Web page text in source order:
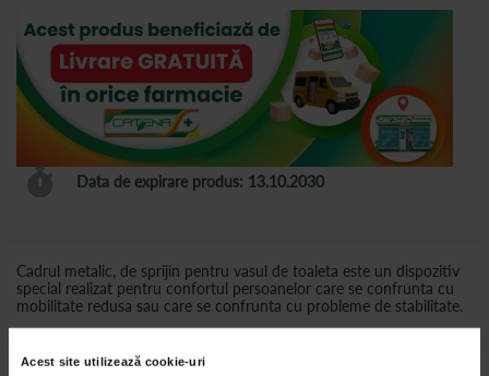
Acest site utilizează cookie-uri
Data de expirare produs: 13.10.2030
Cadrul metalic, de sprijin pentru vasul de toaleta este un dispozitiv
special realizat pentru confortul persoanelor care se confrunta cu
mobilitate redusa sau care se confrunta cu probleme de stabilitate.
valabile pentru comenzile efectuate online.